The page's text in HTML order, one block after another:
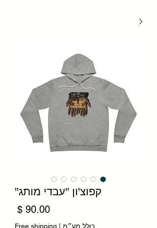
קפוצ'ון "עבדי מותג"
כולל מע״מ Free shipping